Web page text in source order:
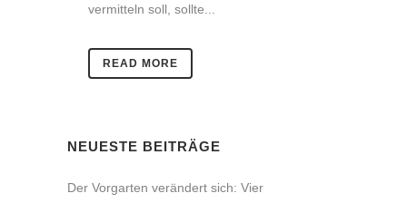
vermitteln soll, sollte...
READ MORE
NEUESTE BEITRÄGE
Der Vorgarten verändert sich: Vier